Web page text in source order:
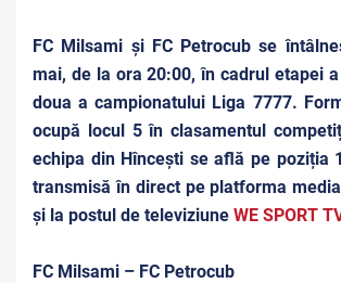
FC Milsami și FC Petrocub se
mai, de la ora 20:00, în cadrul etapei
doua a campionatului Liga 7777.
ocupă locul 5 în clasamentul
echipa din Hîncești se află pe poziția
transmisă în direct pe platforma media
și la postul de televiziune WE SPORT TV
FC Milsami – FC Petrocub